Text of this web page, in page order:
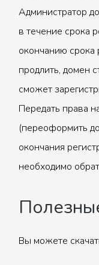
Администратор
в течение срока
окончанию срока
продлить, домен
сможет
Передать права
(переоформить
окончания
необходимо
Вы можете